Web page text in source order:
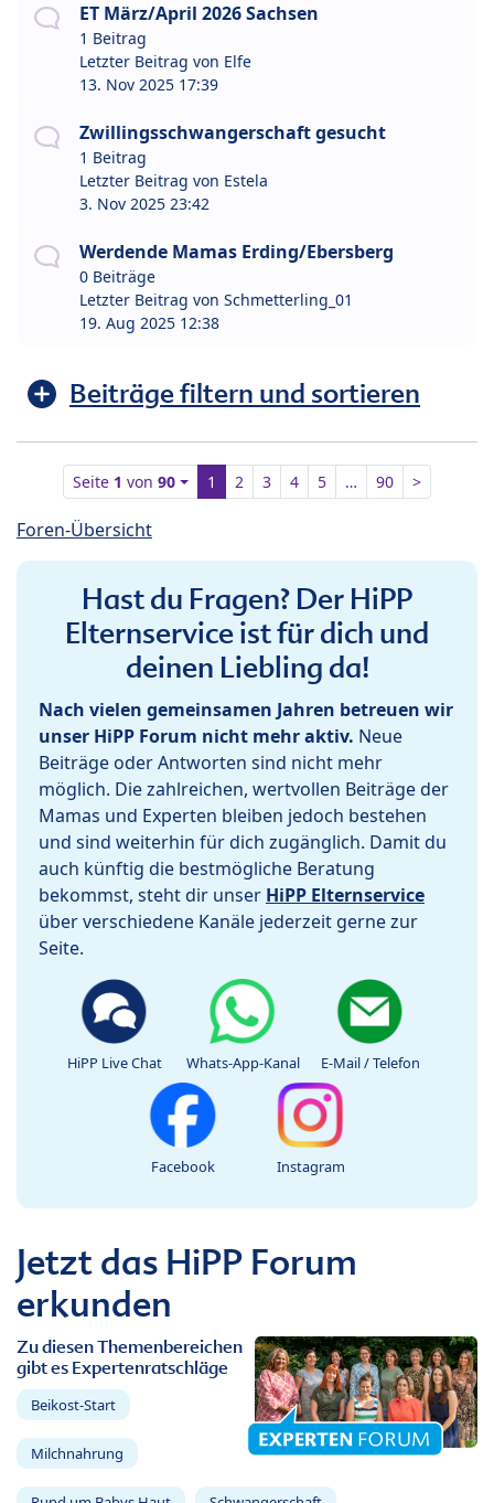
ET März/April 2026 Sachsen
1 Beitrag
Letzter Beitrag von Elfe
13. Nov 2025 17:39
Zwillingsschwangerschaft gesucht
1 Beitrag
Letzter Beitrag von Estela
3. Nov 2025 23:42
Werdende Mamas Erding/Ebersberg
0 Beiträge
Letzter Beitrag von Schmetterling_01
19. Aug 2025 12:38
Beiträge filtern und sortieren
Seite 1 von90 1 2 3 4 5 … 90 >
Foren-Übersicht
Hast du Fragen? Der HiPP
Elternservice ist für dich und
deinen Liebling da!
Nach vielen gemeinsamen Jahren betreuen wir
unser HiPP Forum nicht mehr aktiv. Neue
Beiträge oder Antworten sind nicht mehr
möglich. Die zahlreichen, wertvollen Beiträge der
Mamas und Experten bleiben jedoch bestehen
und sind weiterhin für dich zugänglich. Damit du
auch künftig die bestmögliche Beratung
bekommst, steht dir unser HiPP Elternservice
über verschiedene Kanäle jederzeit gerne zur
Seite.
HiPP Live Chat Whats-App-Kanal E-Mail / Telefon
Facebook Instagram
Jetzt das HiPP Forum
erkunden
Zu diesen Themenbereichen
gibt es Expertenratschläge
Beikost-Start
Milchnahrung